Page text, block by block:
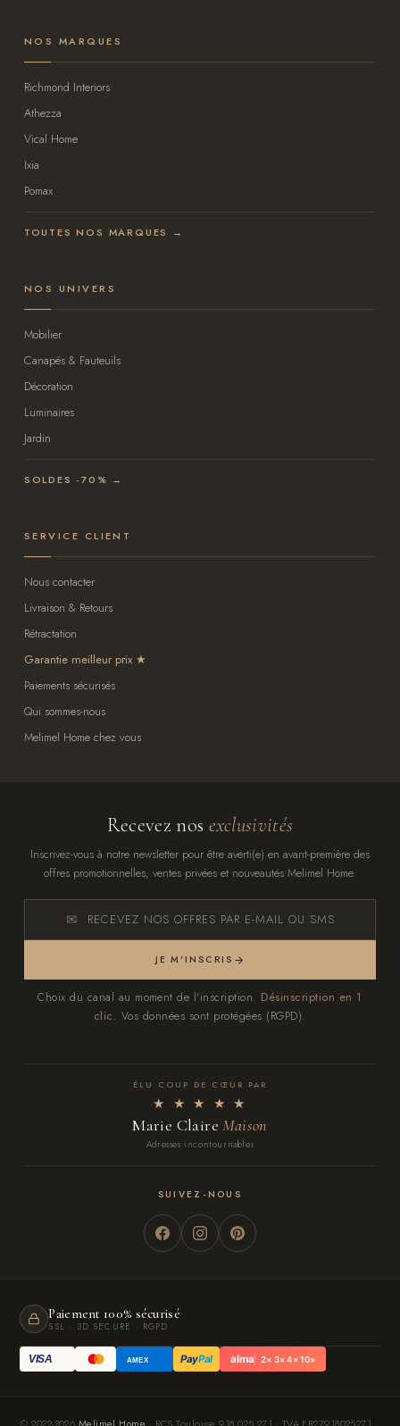
NOS MARQUES
Richmond Interiors
Athezza
Vical Home
Ixia
Pomax
TOUTES NOS MARQUES →
NOS UNIVERS
Mobilier
Canapés & Fauteuils
Décoration
Luminaires
Jardin
SOLDES -70% →
SERVICE CLIENT
Nous contacter
Livraison & Retours
Rétractation
Garantie meilleur prix
Paiements sécurisés
Qui sommes-nous
Melimel Home chez vous
Recevez nos exclusivités
Inscrivez-vous à notre newsletter pour être averti(e) en avant-première des
offres promotionnelles, ventes privées et nouveautés Melimel Home.
RECEVEZ NOS OFFRES PAR E-MAIL OU SMS
JE M'INSCRIS
Choix du canal au moment de l'inscription. Désinscription en 1
clic. Vos données sont protégées (RGPD).
ÉLU COUP DE CŒUR PAR
★ ★ ★ ★ ★
Marie ClaireMaison
Adresses incontournables
SUIVEZ-NOUS
Paiement 100% sécurisé
SSL · 3D SECURE · RGPD
VISA AMEX PayPal alma 2× 3× 4× 10×